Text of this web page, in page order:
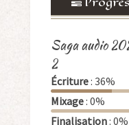
Saga audio
2
Écriture: 36%
Mixage: 0%
Finalisation: 0%